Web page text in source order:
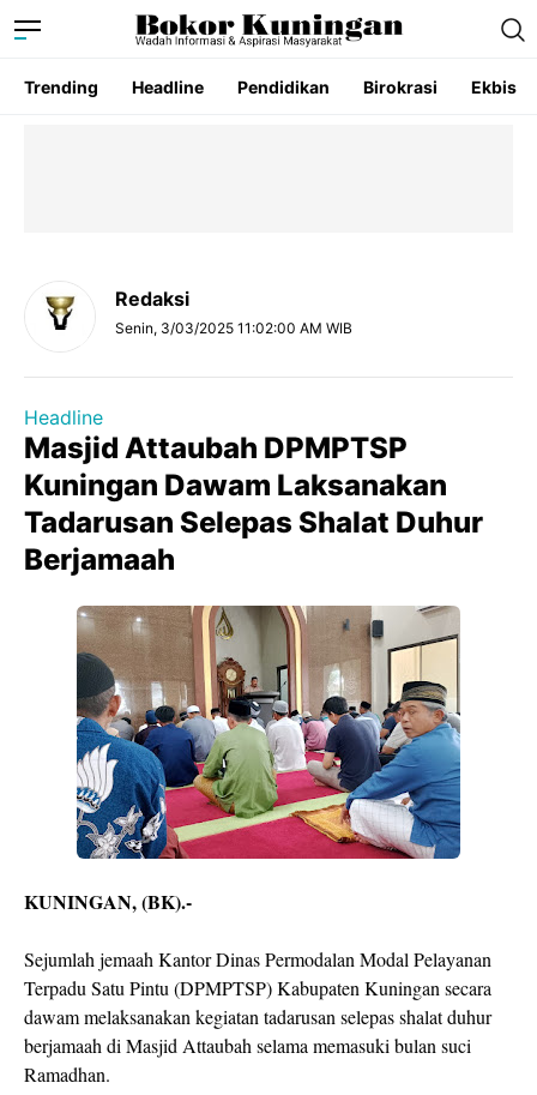
Trending Headline Pendidikan Birokrasi Ekbis
Redaksi
Senin, 3/03/2025 11:02:00 AM WIB
Headline
Masjid Attaubah DPMPTSP
Kuningan Dawam Laksanakan
Tadarusan Selepas Shalat Duhur
Berjamaah
KUNINGAN, (BK).-
Sejumlah jemaah Kantor Dinas Permodalan Modal Pelayanan
Terpadu Satu Pintu (DPMPTSP) Kabupaten Kuningan secara
dawam melaksanakan kegiatan tadarusan selepas shalat duhur
berjamaah di Masjid Attaubah selama memasuki bulan suci
Ramadhan.